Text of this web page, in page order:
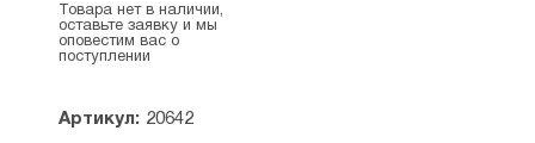
проповедей и выступлений отца Иоанна в эти
тяжелейшие для России времена
нарождающейся революционной смуты
По благословению митрополита Санкт-
Товара нет в наличии,
оставьте заявку и мы
оповестим вас о
поступлении
Артикул: 20642